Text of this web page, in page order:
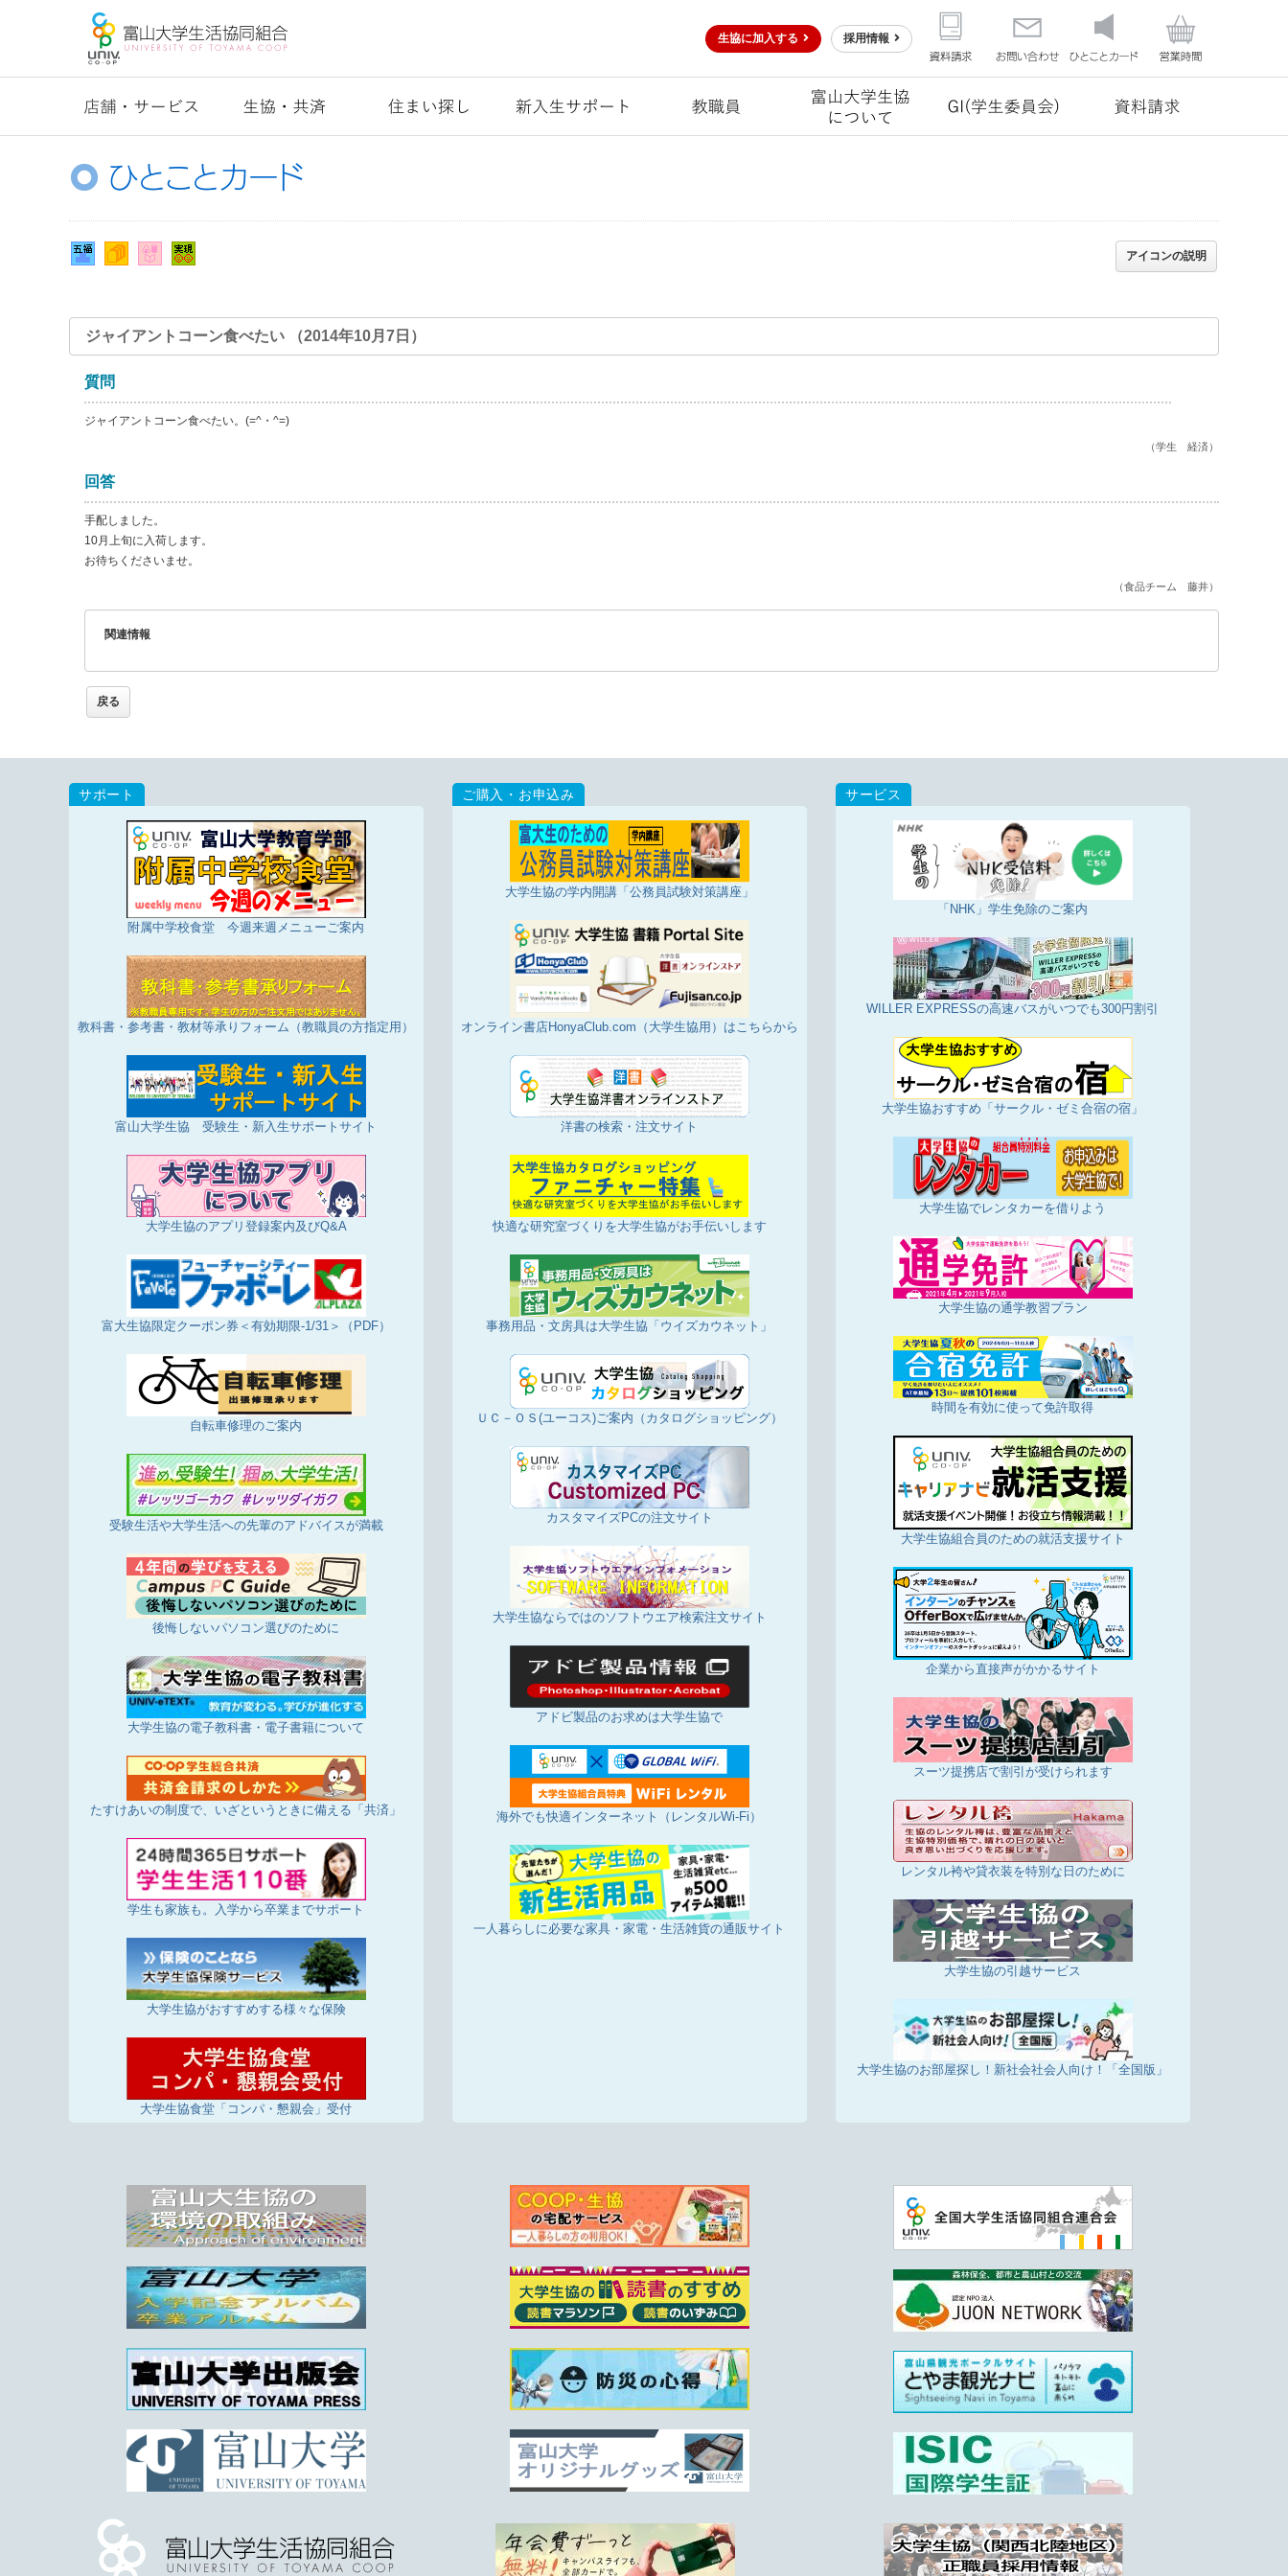
生協に加入する 採用情報
アイコンの説明
ジャイアントコーン食べたい （2014年10月7日）
質問
ジャイアントコーン食べたい。(=^・^=)
（学生 経済）
回答
手配しました。
10月上旬に入荷します。
お待ちくださいませ。
（食品チーム 藤井）
関連情報
戻る
附属中学校食堂 今週来週メニューご案内
教科書・参考書・教材等承りフォーム（教職員の方指定用）
富山大学生協 受験生・新入生サポートサイト
大学生協のアプリ登録案内及びQ&A
富大生協限定クーポン券＜有効期限-1/31＞（PDF）
自転車修理のご案内
受験生活や大学生活への先輩のアドバイスが満載
後悔しないパソコン選びのために
大学生協の電子教科書・電子書籍について
たすけあいの制度で、いざというときに備える「共済」
学生も家族も。入学から卒業までサポート
大学生協がおすすめする様々な保険
大学生協食堂「コンパ・懇親会」受付
大学生協の学内開講「公務員試験対策講座」
オンライン書店HonyaClub.com（大学生協用）はこちらから
洋書の検索・注文サイト
快適な研究室づくりを大学生協がお手伝いします
事務用品・文房具は大学生協「ウイズカウネット」
ＵＣ－ＯＳ(ユーコス)ご案内（カタログショッピング）
カスタマイズPCの注文サイト
大学生協ならではのソフトウエア検索注文サイト
アドビ製品のお求めは大学生協で
海外でも快適インターネット（レンタルWi-Fi）
一人暮らしに必要な家具・家電・生活雑貨の通販サイト
「NHK」学生免除のご案内
WILLER EXPRESSの高速バスがいつでも300円割引
大学生協おすすめ「サークル・ゼミ合宿の宿」
大学生協でレンタカーを借りよう
大学生協の通学教習プラン
時間を有効に使って免許取得
大学生協組合員のための就活支援サイト
企業から直接声がかかるサイト
スーツ提携店で割引が受けられます
レンタル袴や貸衣装を特別な日のために
大学生協の引越サービス
大学生協のお部屋探し！新社会社会人向け！「全国版」